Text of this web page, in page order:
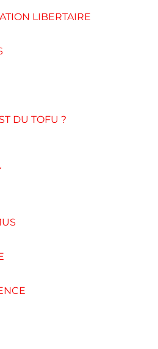
LIBERTAIRE
DU TOFU ?